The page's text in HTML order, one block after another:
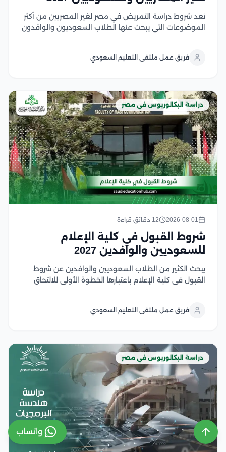
تعد شروط دراسة التمريض في مصر لغير المصريين من أكثر
الموضوعات التي يبحث عنها الطلاب السعوديون والوافدون
باعتراف واسع في العديد من الدول...
فريق عمل ملتقى التعليم السعودي
دراسة البكالوريوس في مصر
2026-08-01 12 دقائق قراءة
شروط القبول في كلية الإعلام
للسعوديين والوافدين 2027
يبحث الكثير من الطلاب السعوديين والوافدين عن شروط
القبول في كلية الإعلام باعتبارها الخطوة الأولى للالتحاق
الأكاديمية، والتدريب العملي، والشهادات المعترف بها، مع...
فريق عمل ملتقى التعليم السعودي
دراسة البكالوريوس في مصر
واتساب